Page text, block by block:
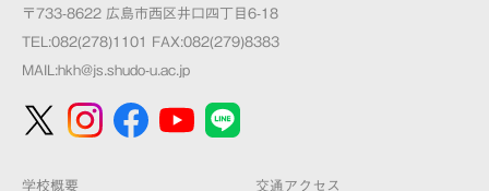
〒733-8622 広島市西区井口四丁目6-18
TEL:082(278)1101 FAX:082(279)8383
MAIL:hkh@js.shudo-u.ac.jp
学校概要 交通アクセス